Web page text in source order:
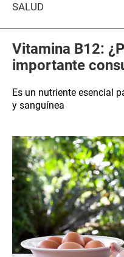
SALUD
Vitamina B12:
importante
Es un nutriente esencial
y sanguínea